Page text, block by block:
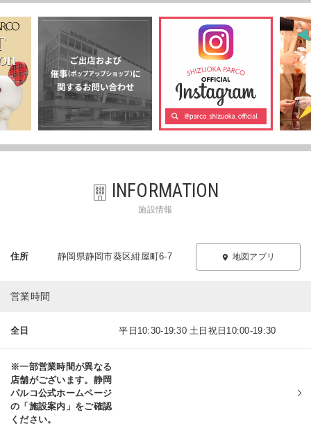
INFORMATION
施設情報
住所 静岡県静岡市葵区紺屋町6-7 地図アプリ
営業時間
全日 平日10:30-19:30 土日祝日10:00-19:30
※一部営業時間が異なる
店舗がございます。静岡
パルコ公式ホームページ
の「施設案内」をご確認
ください。